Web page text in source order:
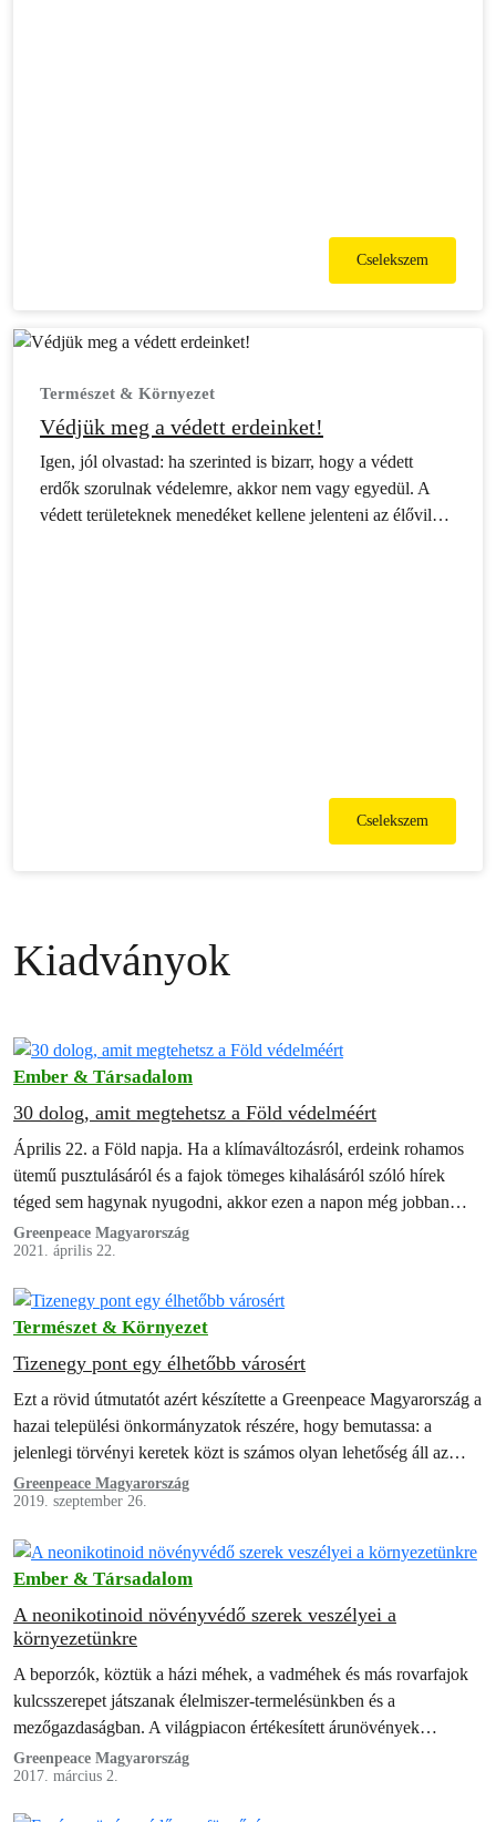
Cselekszem
Természet & Környezet
Védjük meg a védett erdeinket!
Igen, jól olvastad: ha szerinted is bizarr, hogy a védett
erdők szorulnak védelemre, akkor nem vagy egyedül. A
védett területeknek menedéket kellene jelenteni az élővilág
Cselekszem
Kiadványok
Ember & Társadalom
30 dolog, amit megtehetsz a Föld védelméért
Április 22. a Föld napja. Ha a klímaváltozásról, erdeink rohamos
ütemű pusztulásáról és a fajok tömeges kihalásáról szóló hírek
téged sem hagynak nyugodni, akkor ezen a napon még jobban
felerősödhet…
Greenpeace Magyarország
2021. április 22.
Természet & Környezet
Tizenegy pont egy élhetőbb városért
Ezt a rövid útmutatót azért készítette a Greenpeace Magyarország a
hazai települési önkormányzatok részére, hogy bemutassa: a
jelenlegi törvényi keretek közt is számos olyan lehetőség áll az
önkormányzati vezetők előtt,…
Greenpeace Magyarország
2019. szeptember 26.
Ember & Társadalom
A neonikotinoid növényvédő szerek veszélyei a
környezetünkre
A beporzók, köztük a házi méhek, a vadméhek és más rovarfajok
kulcsszerepet játszanak élelmiszer-termelésünkben és a
mezőgazdaságban. A világpiacon értékesített árunövények
háromnegyede függ tőlük valamilyen mértékben. Ennek ellenére
ezek a nélkülözhetetlen rovarok komoly bajban vannak. Egyes
Greenpeace Magyarország
2017. március 2.